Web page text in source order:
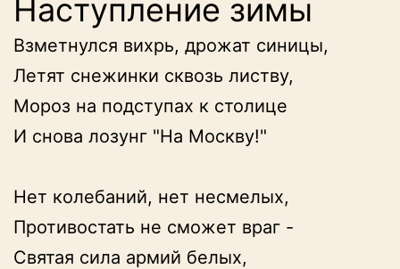
Наступление зимы
Взметнулся вихрь, дрожат синицы,
Летят снежинки сквозь листву,
Мороз на подступах к столице
И снова лозунг "На Москву!"
Нет колебаний, нет несмелых,
Противостать не сможет враг -
Святая сила армий белых,